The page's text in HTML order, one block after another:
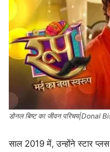
डोनल बिष्ट का जीवन
साल 2019 में, उन्होंने स्टार प्लस